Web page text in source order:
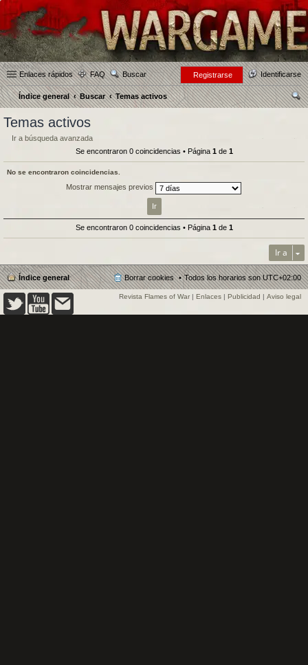
Enlaces rápidos FAQ Buscar Identificarse
Registrarse
Índice general Buscar
Temas activos
Temas activos
Ir a búsqueda avanzada
Se encontraron 0 coincidencias • Página 1de 1
No se encontraron coincidencias.
Mostrar mensajes previos
Se encontraron 0 coincidencias • Página 1de 1
Ir a
Índice general Todos los horarios sonUTC+02:00
Borrar cookies
Revista Flames of War | Enlaces | Publicidad | Aviso legal